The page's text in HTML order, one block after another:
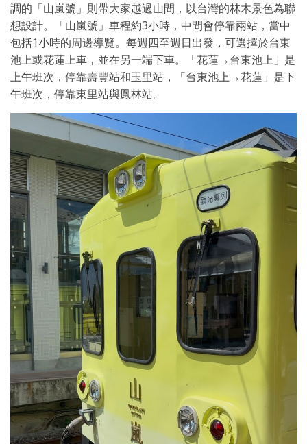
調的「山嵐號」則帶大家越過山間，以台灣的林木景色為聯
想設計。「山嵐號」車程約3小時，中間會停靠兩站，當中
包括1小時的周邊導覽。每週四至週日出發，可選擇於台東
池上或花蓮上車，並在另一端下車。「花蓮→台東池上」是
上午班次，停靠壽豐站和玉里站，「台東池上→花蓮」是下
午班次，停靠東里站與鳳林站。